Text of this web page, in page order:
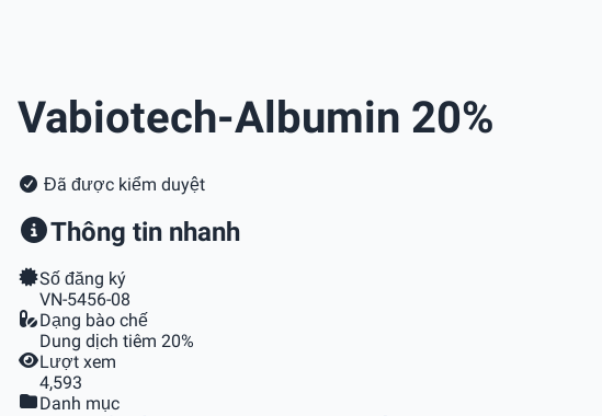
Vabiotech-Albumin 20%
Đã được kiểm duyệt
Thông tin nhanh
Số đăng ký
VN-5456-08
Dạng bào chế
Dung dịch tiêm 20%
Lượt xem
4,593
Danh mục